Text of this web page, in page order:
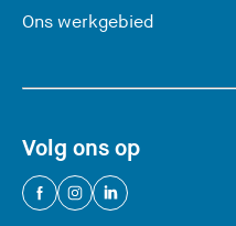
Ons werkgebied
Volg ons op
(
(
(